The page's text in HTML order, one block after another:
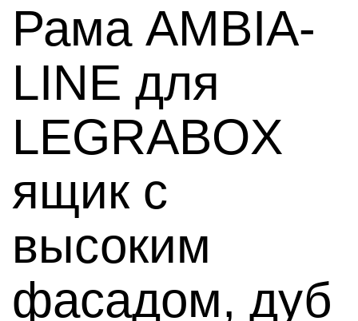
Рама AMBIA-
LINE для
LEGRABOX
ящик с
высоким
фасадом, дуб